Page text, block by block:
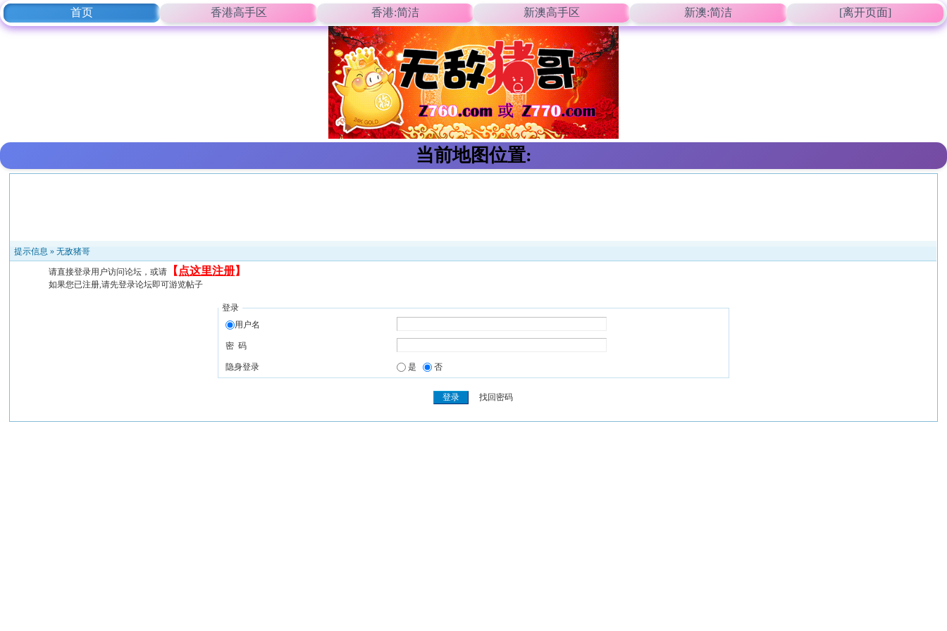
首页 香港高手区 香港:简洁 新澳高手区 新澳:简洁 [离开页面]
当前地图位置:
提示信息 »无敌猪哥
请直接登录用户访问论坛，或请 【 点这里注册】
如果您已注册,请先登录论坛即可游览帖子
登录
用户名
密 码
隐身登录 是 否
找回密码